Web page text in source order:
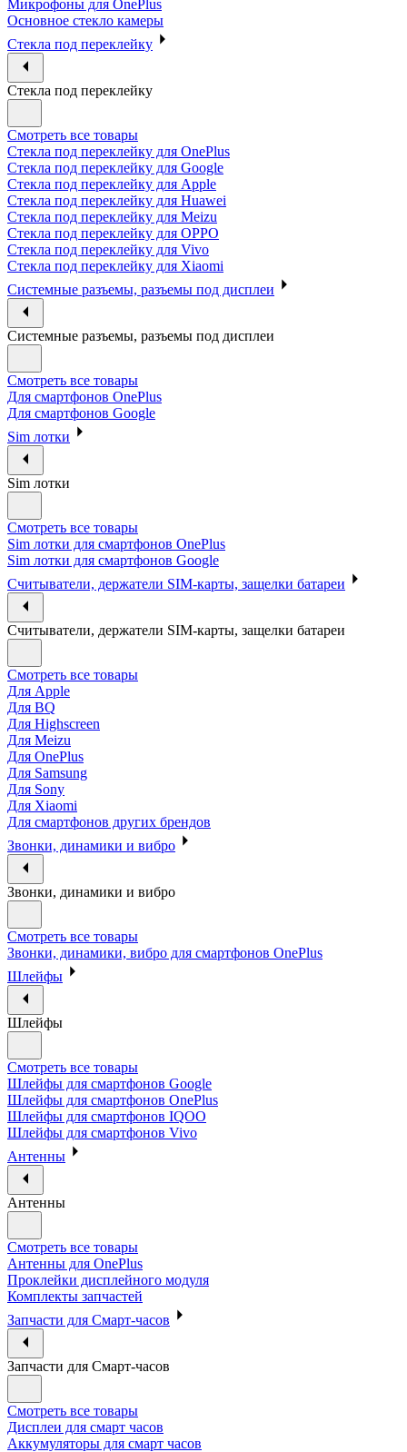
Микрофоны для OnePlus
Основное стекло камеры
Стекла под переклейку
Стекла под переклейку
Смотреть все товары
Стекла под переклейку для OnePlus
Стекла под переклейку для Google
Стекла под переклейку для Apple
Стекла под переклейку для Huawei
Стекла под переклейку для Meizu
Стекла под переклейку для OPPO
Стекла под переклейку для Vivo
Стекла под переклейку для Xiaomi
Системные разъемы, разъемы под дисплеи
Системные разъемы, разъемы под дисплеи
Смотреть все товары
Для смартфонов OnePlus
Для смартфонов Google
Sim лотки
Sim лотки
Смотреть все товары
Sim лотки для смартфонов OnePlus
Sim лотки для смартфонов Google
Считыватели, держатели SIM-карты, защелки батареи
Считыватели, держатели SIM-карты, защелки батареи
Смотреть все товары
Для Apple
Для BQ
Для Highscreen
Для Meizu
Для OnePlus
Для Samsung
Для Sony
Для Xiaomi
Для смартфонов других брендов
Звонки, динамики и вибро
Звонки, динамики и вибро
Смотреть все товары
Звонки, динамики, вибро для смартфонов OnePlus
Шлейфы
Шлейфы
Смотреть все товары
Шлейфы для смартфонов Google
Шлейфы для смартфонов OnePlus
Шлейфы для смартфонов IQOO
Шлейфы для смартфонов Vivo
Антенны
Антенны
Смотреть все товары
Антенны для OnePlus
Проклейки дисплейного модуля
Комплекты запчастей
Запчасти для Смарт-часов
Запчасти для Смарт-часов
Смотреть все товары
Дисплеи для смарт часов
Аккумуляторы для смарт часов